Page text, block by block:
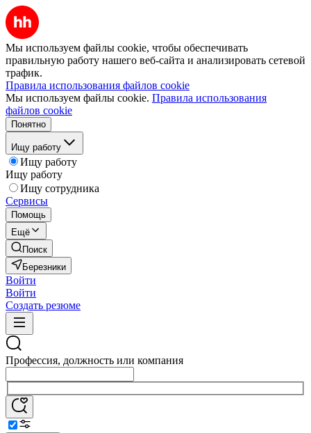
Мы используем файлы cookie, чтобы обеспечивать
правильную работу нашего веб-сайта и анализировать сетевой
трафик.
Правила использования файлов cookie
Мы используем файлы cookie. Правила использования
файлов cookie
Понятно
Ищу работу
Ищу работу
Ищу работу
Ищу сотрудника
Сервисы
Помощь
Ещё
Поиск
Березники
Войти
Войти
Создать резюме
Профессия, должность или компания